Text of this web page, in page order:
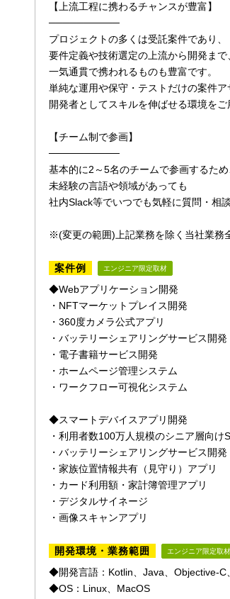
【上流工程に携わるチャンスが豊富】
──────────
プロジェクトの多くは受託案件であり、
要件定義や技術選定の上流から開発まで
一気通貫で携われるものも豊富です。
単純な運用や保守・テストだけの案件ア
開発者としてスキルを伸ばせる環境をご
【チーム制で参画】
──────────
基本的に2～5名のチームで参画するため
未経験の言語や領域があっても
社内Slack等でいつでも気軽に質問・相
※(変更の範囲)上記業務を除く当社業務
案件例 エンジニア限定取材
◆Webアプリケーション開発
・NFTマーケットプレイス開発
・360度カメラ公式アプリ
・バッテリーシェアリングサービス開発
・電子書籍サービス開発
・ホームページ管理システム
・ワークフロー可視化システム
◆スマートデバイスアプリ開発
・利用者数100万人規模のシニア層向け
・バッテリーシェアリングサービス開発
・家族位置情報共有（見守り）アプリ
・カード利用額・家計簿管理アプリ
・デジタルサイネージ
・画像スキャンアプリ
開発環境・業務範囲 エンジニア限定取材
◆開発言語：Kotlin、Java、Objective-C
◆OS：Linux、MacOS